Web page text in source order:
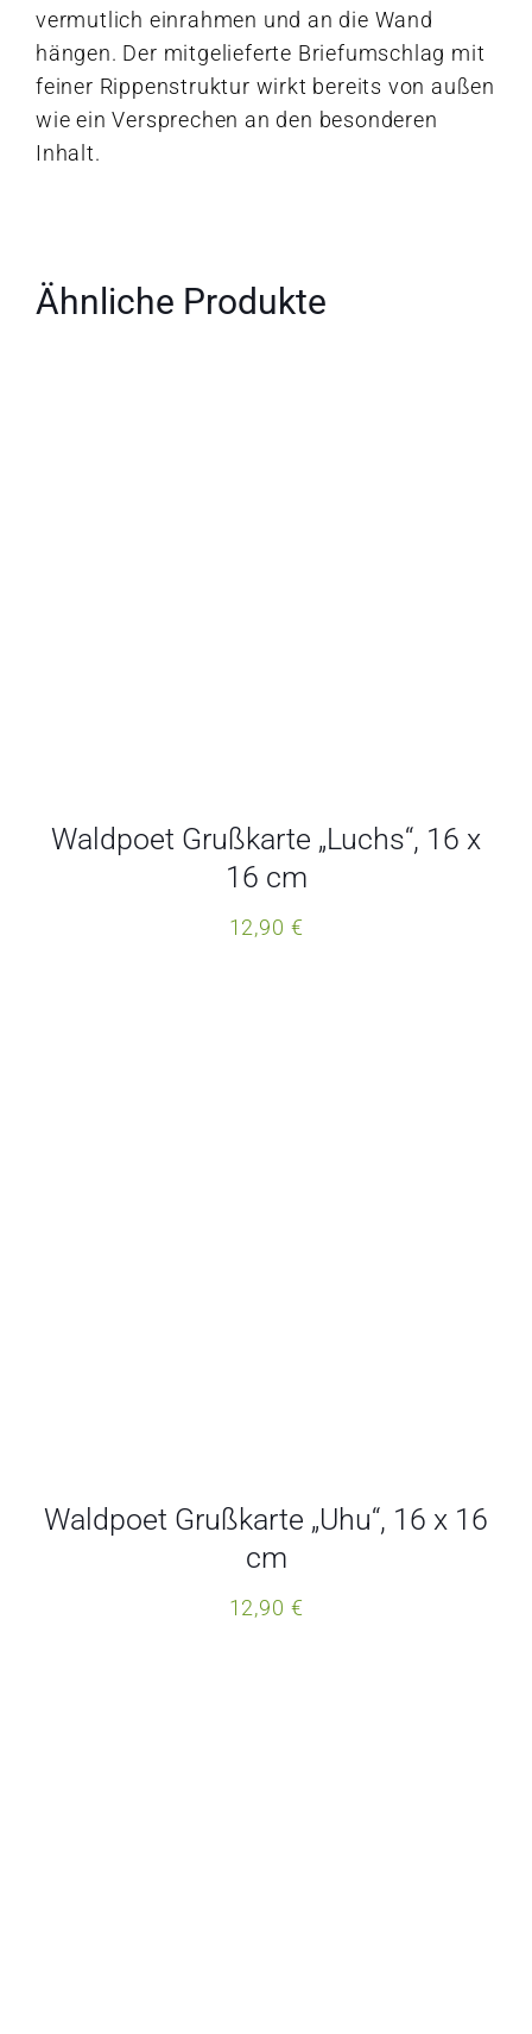
vermutlich einrahmen und an die Wand
hängen. Der mitgelieferte Briefumschlag mit
feiner Rippenstruktur wirkt bereits von außen
wie ein Versprechen an den besonderen
Inhalt.
Ähnliche Produkte
Waldpoet Grußkarte „Luchs“, 16 x
16 cm
12,90 €
Waldpoet Grußkarte „Uhu“, 16 x 16
cm
12,90 €